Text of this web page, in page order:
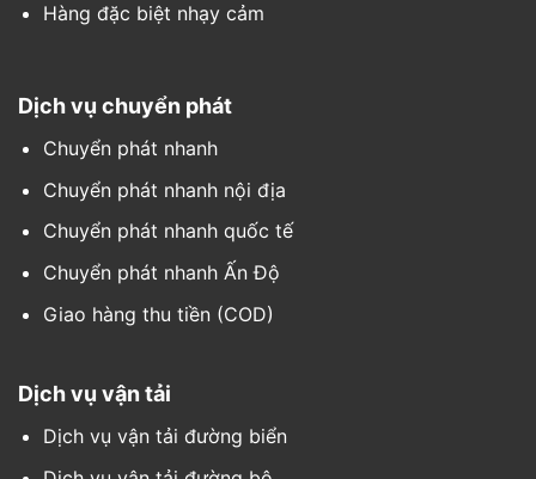
Dịch vụ chuyển phát
Chuyển phát nhanh
Chuyển phát nhanh nội địa
Chuyển phát nhanh quốc tế
Chuyển phát nhanh Ấn Độ
Giao hàng thu tiền (COD)
Dịch vụ vận tải
Dịch vụ vận tải đường biển
Hàng đặc biệt nhạy cảm